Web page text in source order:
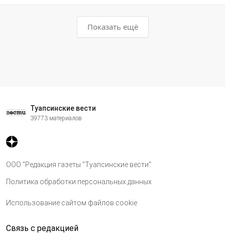
Показать ещё
Туапсинские вести
39773 материалов
ООО "Редакция газеты "Туапсинские вести"
Политика обработки персональных данных
Использование сайтом файлов cookie
Связь с редакцией